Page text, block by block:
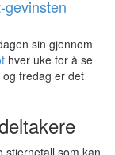
gevinsten
sin gjennom
hver uke for å se
fredag er det
stjernetall som kan